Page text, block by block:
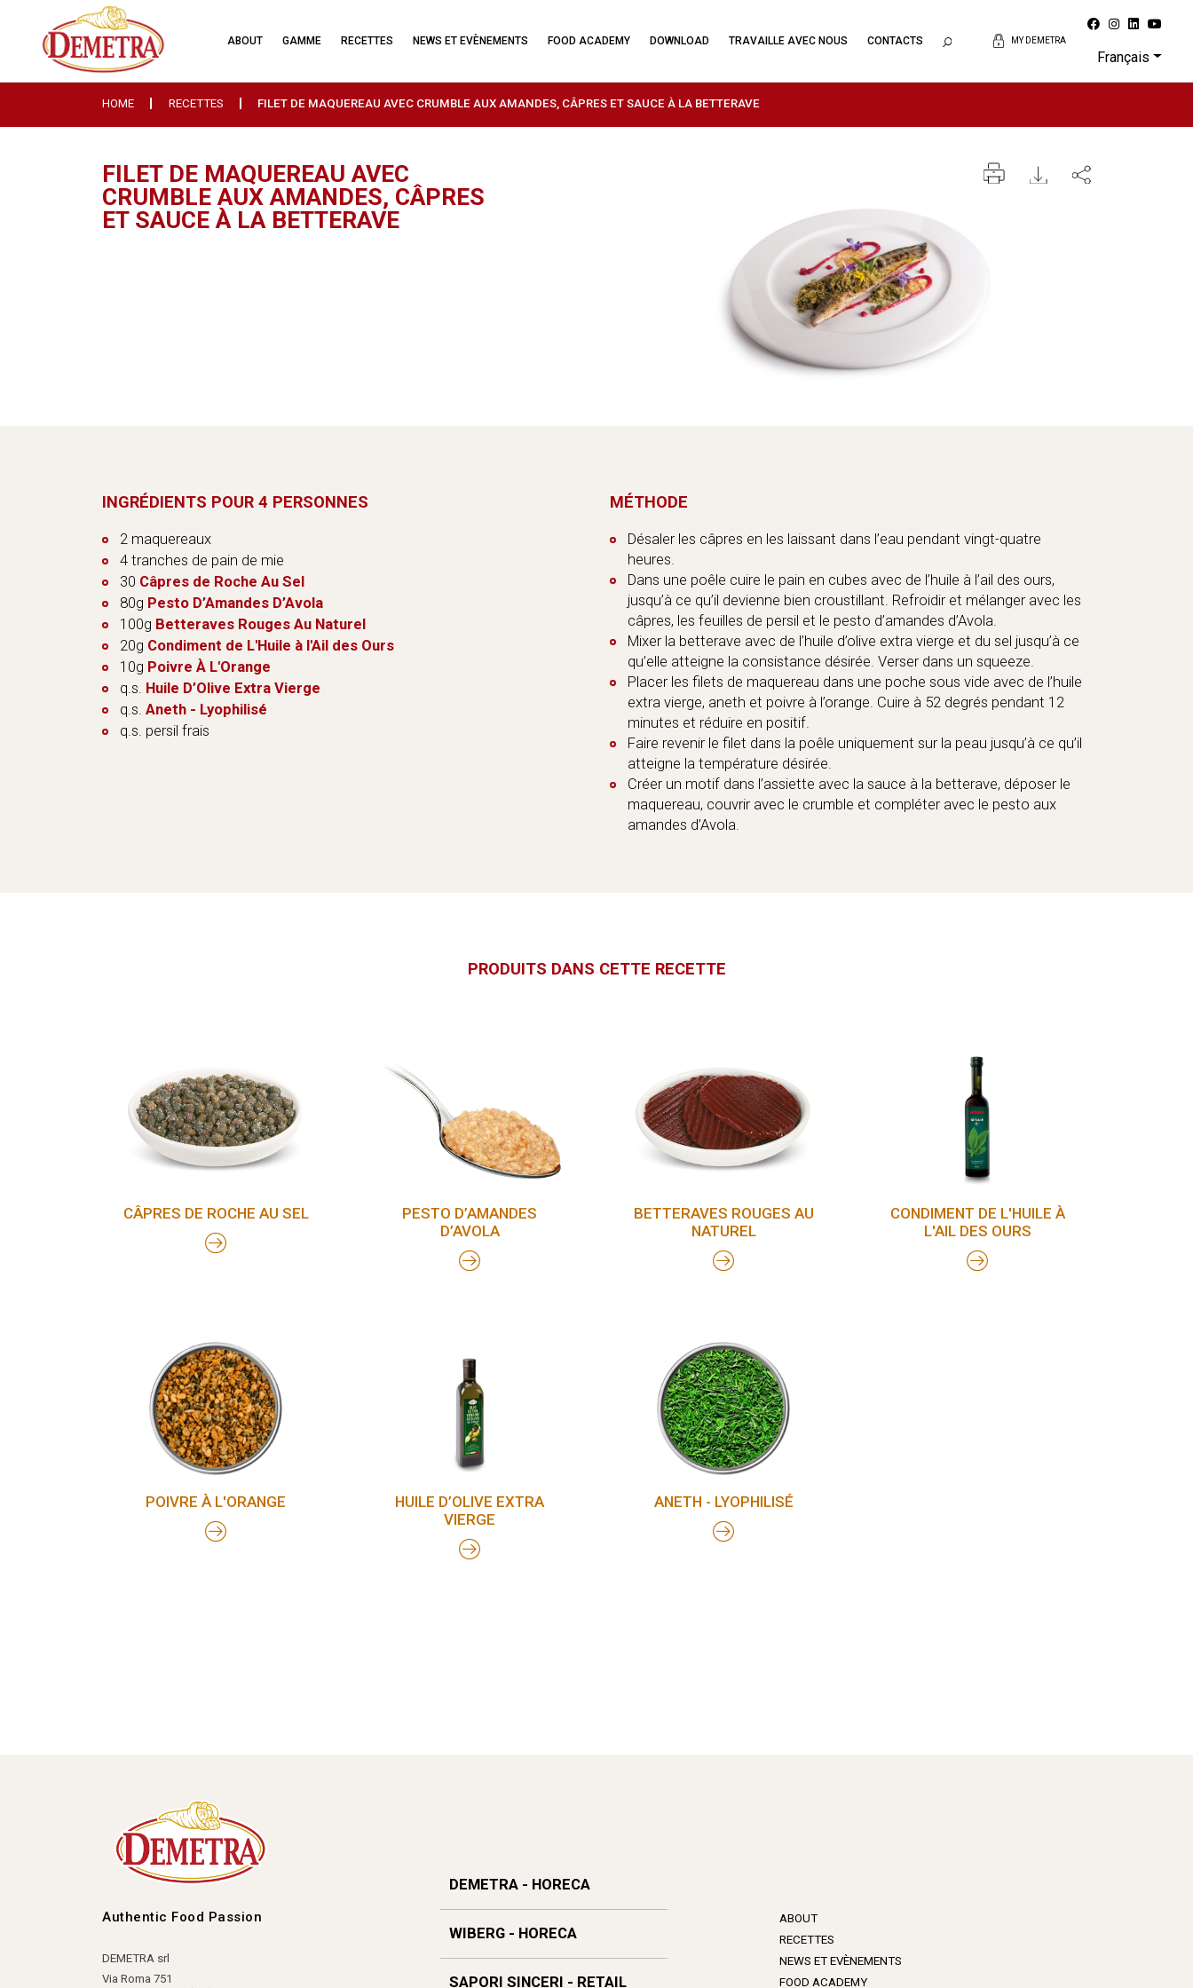
ABOUT GAMME RECETTES NEWS ET EVÈNEMENTS FOOD ACADEMY DOWNLOAD TRAVAILLE AVEC NOUS CONTACTS MY DEMETRA
Français
HOME RECETTES FILET DE MAQUEREAU AVEC CRUMBLE AUX AMANDES, CÂPRES ET SAUCE À LA BETTERAVE
FILET DE MAQUEREAU AVEC
CRUMBLE AUX AMANDES, CÂPRES
ET SAUCE À LA BETTERAVE
INGRÉDIENTS POUR 4 PERSONNES
2 maquereaux
4 tranches de pain de mie
30 Câpres de Roche Au Sel
80g Pesto D’Amandes D’Avola
100g Betteraves Rouges Au Naturel
20g Condiment de L'Huile à l'Ail des Ours
10g Poivre À L'Orange
q.s. Huile D’Olive Extra Vierge
q.s. Aneth - Lyophilisé
q.s. persil frais
MÉTHODE
Désaler les câpres en les laissant dans l’eau pendant vingt-quatre
heures.
Dans une poêle cuire le pain en cubes avec de l’huile à l’ail des ours,
jusqu’à ce qu’il devienne bien croustillant. Refroidir et mélanger avec les
câpres, les feuilles de persil et le pesto d’amandes d’Avola.
Mixer la betterave avec de l’huile d’olive extra vierge et du sel jusqu’à ce
qu’elle atteigne la consistance désirée. Verser dans un squeeze.
Placer les filets de maquereau dans une poche sous vide avec de l’huile
extra vierge, aneth et poivre à l’orange. Cuire à 52 degrés pendant 12
minutes et réduire en positif.
Faire revenir le filet dans la poêle uniquement sur la peau jusqu’à ce qu’il
atteigne la température désirée.
Créer un motif dans l’assiette avec la sauce à la betterave, déposer le
maquereau, couvrir avec le crumble et compléter avec le pesto aux
amandes d’Avola.
PRODUITS DANS CETTE RECETTE
CÂPRES DE ROCHE AU SEL
PESTO D’AMANDES
D’AVOLA
BETTERAVES ROUGES AU
NATUREL
CONDIMENT DE L'HUILE À
L'AIL DES OURS
POIVRE À L'ORANGE
HUILE D’OLIVE EXTRA
VIERGE
ANETH - LYOPHILISÉ
Authentic Food Passion
DEMETRA srl
Via Roma 751
DEMETRA - HORECA
WIBERG - HORECA
SAPORI SINCERI - RETAIL
ABOUT
RECETTES
NEWS ET EVÈNEMENTS
FOOD ACADEMY